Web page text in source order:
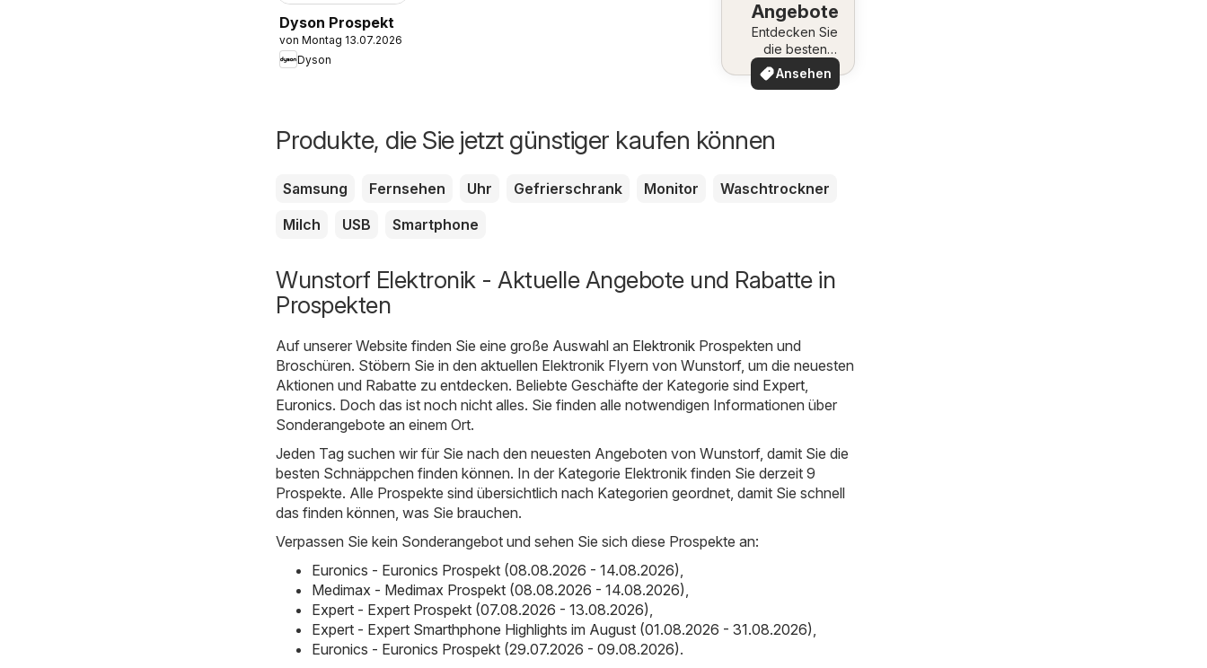
Dyson Prospekt
von Montag 13.07.2026
Dyson
Angebote
Entdecken Sie
die besten
Angebote
Ansehen
Produkte, die Sie jetzt günstiger kaufen können
Samsung Fernsehen Uhr Gefrierschrank Monitor
Waschtrockner
Milch
USB Smartphone
Wunstorf Elektronik - Aktuelle Angebote und Rabatte in
Prospekten
Auf unserer Website finden Sie eine große Auswahl an Elektronik Prospekten und
Broschüren. Stöbern Sie in den aktuellen Elektronik Flyern von Wunstorf, um die neuesten
Aktionen und Rabatte zu entdecken. Beliebte Geschäfte der Kategorie sind Expert,
Euronics. Doch das ist noch nicht alles. Sie finden alle notwendigen Informationen über
Sonderangebote an einem Ort.
Jeden Tag suchen wir für Sie nach den neuesten Angeboten von Wunstorf, damit Sie die
besten Schnäppchen finden können. In der Kategorie Elektronik finden Sie derzeit 9
Prospekte. Alle Prospekte sind übersichtlich nach Kategorien geordnet, damit Sie schnell
das finden können, was Sie brauchen.
Verpassen Sie kein Sonderangebot und sehen Sie sich diese Prospekte an:
Euronics - Euronics Prospekt (08.08.2026 - 14.08.2026),
Medimax - Medimax Prospekt (08.08.2026 - 14.08.2026),
Expert - Expert Prospekt (07.08.2026 - 13.08.2026),
Expert - Expert Smarthphone Highlights im August (01.08.2026 - 31.08.2026),
Euronics - Euronics Prospekt (29.07.2026 - 09.08.2026).